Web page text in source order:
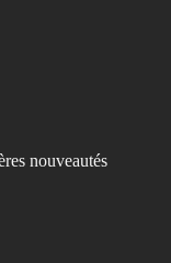
nouveautés